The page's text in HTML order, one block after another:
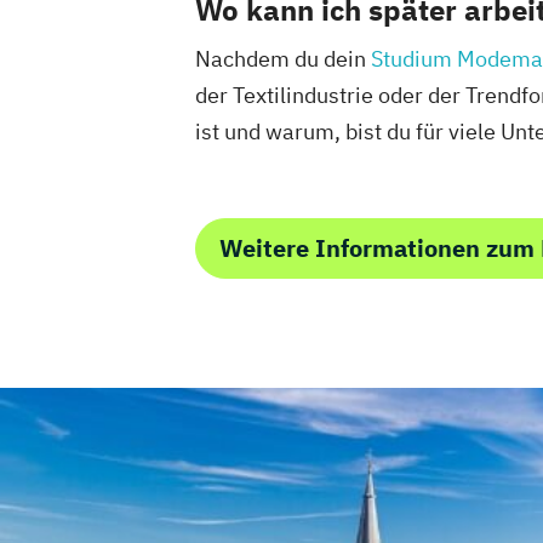
Wo kann ich später
Nachdem du dein Studium
der Textilindustrie oder der
ist und warum, bist du für viele
Weitere Informationen